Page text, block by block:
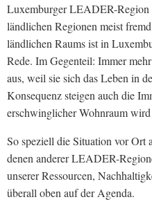
Luxemburger LEADER-Region
ländlichen Regionen meist
ländlichen Raums ist in
Rede. Im Gegenteil: Immer
aus, weil sie sich das Leben in
Konsequenz steigen auch die
erschwinglicher Wohnraum
So speziell die Situation vor Ort
denen anderer LEADER-
unserer Ressourcen,
überall oben auf der Agenda.